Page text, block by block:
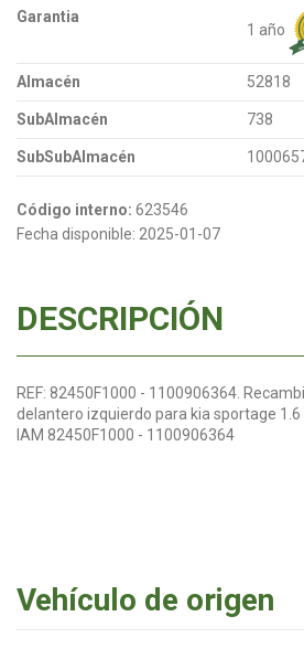
Garantia
1 año
Almacén 52818
SubAlmacén 738
SubSubAlmacén
Código interno: 623546
Fecha disponible: 2025-01-07
DESCRIPCIÓN
REF: 82450F1000 - 1100906364.
delantero izquierdo para kia sportage
IAM 82450F1000 - 1100906364
Vehículo de origen